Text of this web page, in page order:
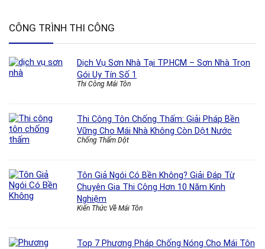
CÔNG TRÌNH THI CÔNG
Dịch Vụ Sơn Nhà Tại TP.HCM – Sơn Nhà Trọn
Gói Uy Tín Số 1
Thi Công Mái Tôn
Thi Công Tôn Chống Thấm: Giải Pháp Bền
Vững Cho Mái Nhà Không Còn Dột Nước
Chống Thấm Dột
Tôn Giả Ngói Có Bền Không? Giải Đáp Từ
Chuyên Gia Thi Công Hơn 10 Năm Kinh
Nghiệm
Kiến Thức Về Mái Tôn
Top 7 Phương Pháp Chống Nóng Cho Mái Tôn